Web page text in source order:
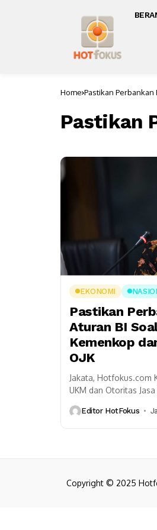
Home Pastikan Perbankan
Pastikan
EKONOMI
Pastikan
Aturan BI
Kemenkop
OJK
Jakata, Hotfokus.com
UKM dan Otoritas
bank umum
Editor HotFokus
Copyright © 2025